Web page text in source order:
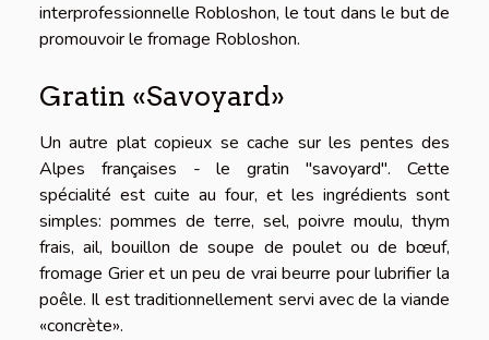
interprofessionnelle Robloshon, le tout dans le but de
promouvoir le fromage Robloshon.
Gratin «Savoyard»
Un autre plat copieux se cache sur les pentes des
Alpes françaises - le gratin "savoyard". Cette
spécialité est cuite au four, et les ingrédients sont
simples: pommes de terre, sel, poivre moulu, thym
frais, ail, bouillon de soupe de poulet ou de bœuf,
fromage Grier et un peu de vrai beurre pour lubrifier la
poêle. Il est traditionnellement servi avec de la viande
«concrète».